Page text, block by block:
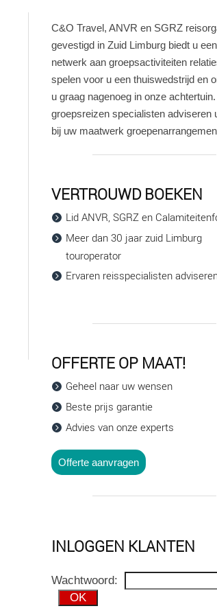
C&O Travel, ANVR en SGRZ
gevestigd in Zuid Limburg biedt u
netwerk aan groepsactiviteiten
spelen voor u een thuiswedstrijd en
u graag nagenoeg in onze
groepsreizen specialisten adviseren
bij uw maatwerk
VERTROUWD BOEKEN
Lid ANVR, SGRZ en
Meer dan 30 jaar zuid Limburg
touroperator
Ervaren reisspecialisten
OFFERTE OP MAAT!
Geheel naar uw wensen
Beste prijs garantie
Advies van onze experts
Offerte aanvragen
INLOGGEN KLANTEN
Wachtwoord: